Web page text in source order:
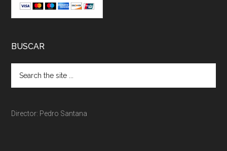
BUSCAR
Director: Pedro Santana